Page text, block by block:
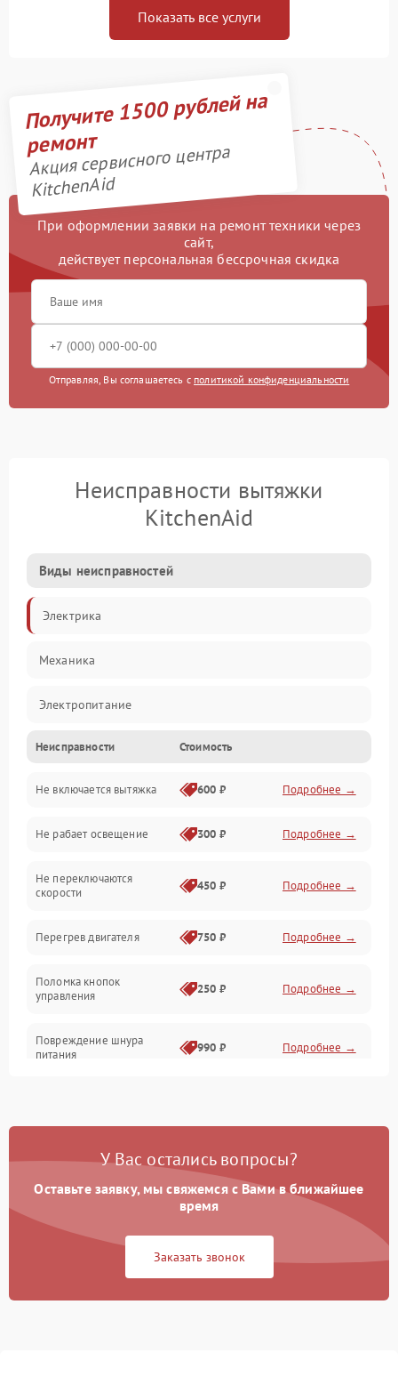
Показать все услуги
Получите 1500 рублей на
ремонт
Акция сервисного центра
KitchenAid
При оформлении заявки на ремонт техники через
сайт,
действует персональная бессрочная скидка
Отправляя, Вы соглашаетесь с политикой конфиденциальности
Неисправности вытяжки
KitchenAid
Виды неисправностей
Электрика
Механика
Электропитание
Вентиляция
Освещение
Механические повреждения
Электроника
Неисправности Стоимость
Не включается вытяжка 600 ₽ Подробнее →
Не рабает освещение 300 ₽ Подробнее →
Не переключаются
скорости
450 ₽ Подробнее →
Перегрев двигателя 750 ₽ Подробнее →
Поломка кнопок
управления
250 ₽ Подробнее →
Повреждение шнура
питания
990 ₽ Подробнее →
Не ключается вытяжка 550 ₽ Подробнее →
конденсатора
1000 ₽ Подробнее →
1000 ₽ Подробнее →
У Вас остались вопросы?
Оставьте заявку, мы свяжемся с Вами в ближайшее
время
Заказать звонок